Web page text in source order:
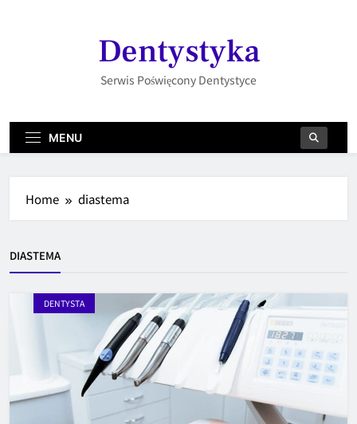
Dentystyka
Serwis Poświęcony Dentystyce
MENU
Home diastema
DIASTEMA
DENTYSTA